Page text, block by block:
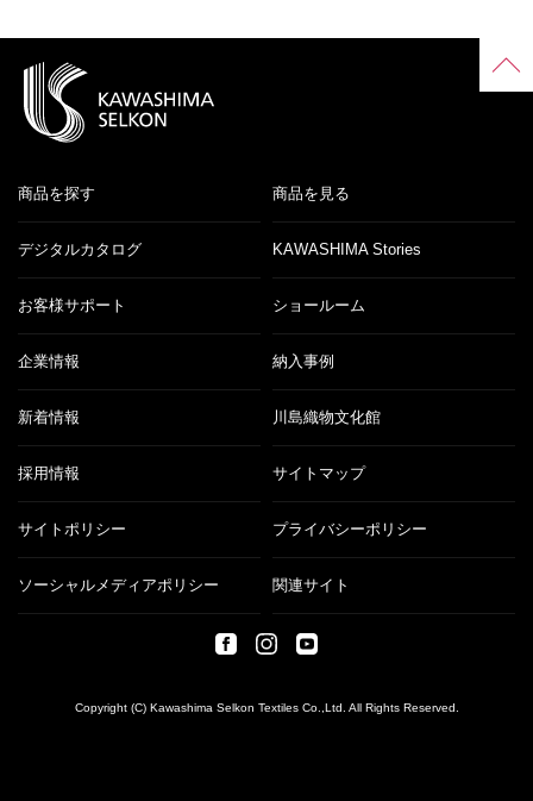
商品を探す 商品を見る
デジタルカタログ KAWASHIMA Stories
お客様サポート ショールーム
企業情報 納入事例
新着情報 川島織物文化館
採用情報 サイトマップ
サイトポリシー プライバシーポリシー
ソーシャルメディアポリシー 関連サイト
Copyright (C) Kawashima Selkon Textiles Co.,Ltd. All Rights Reserved.